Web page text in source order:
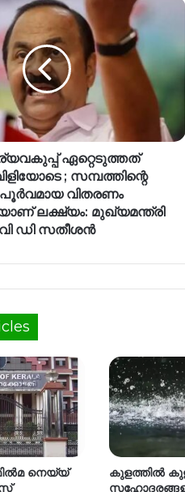
ഏറ്റെടുത്തത്
; സമ്പത്തിന്റെ
വിതരണം
ലക്ഷ്യം: മുഖ്യമന്ത്രി
വി ഡി സതീശൻ
നെയ്യ്
കുളത്തിൽ